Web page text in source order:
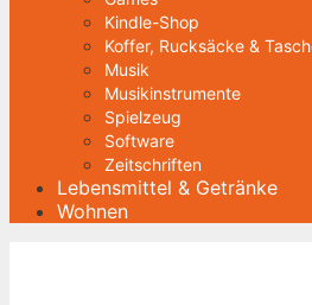
Kindle-Shop
Koffer, Rucksäcke &
Musik
Musikinstrumente
Spielzeug
Software
Zeitschriften
Lebensmittel & Getränke
Wohnen